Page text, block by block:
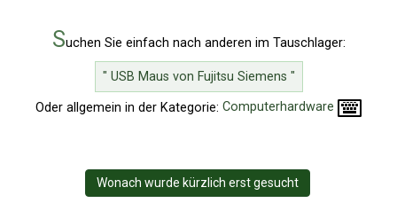
Suchen Sie einfach nach anderen im Tauschlager:
" USB Maus von Fujitsu Siemens "
Oder allgemein in der Kategorie: Computerhardware
Wonach wurde kürzlich erst gesucht